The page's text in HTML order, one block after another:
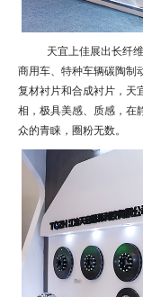
天宜上佳展出长纤
商用车、特种车辆碳陶制
复材衬片和合成衬片，天
相，极具美感、质感，在
众的青睐，圈粉无数。